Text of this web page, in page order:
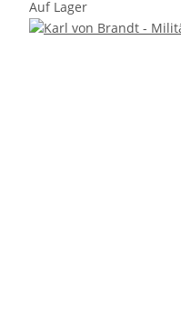
Auf Lager